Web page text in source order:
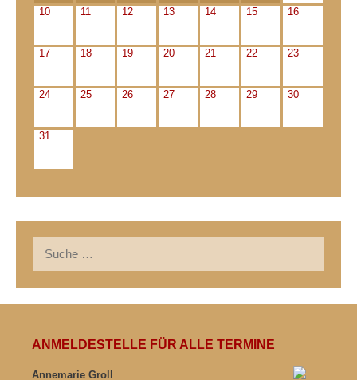
10 11 12 13 14 15 16
17 18 19 20 21 22 23
24 25 26 27 28 29 30
31
nach:
ANMELDESTELLE FÜR ALLE TERMINE
Annemarie Groll